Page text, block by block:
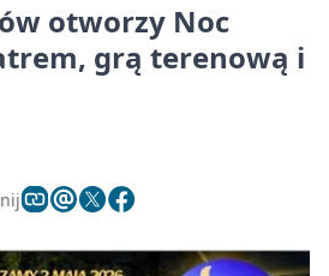
otworzy Noc
grą terenową i